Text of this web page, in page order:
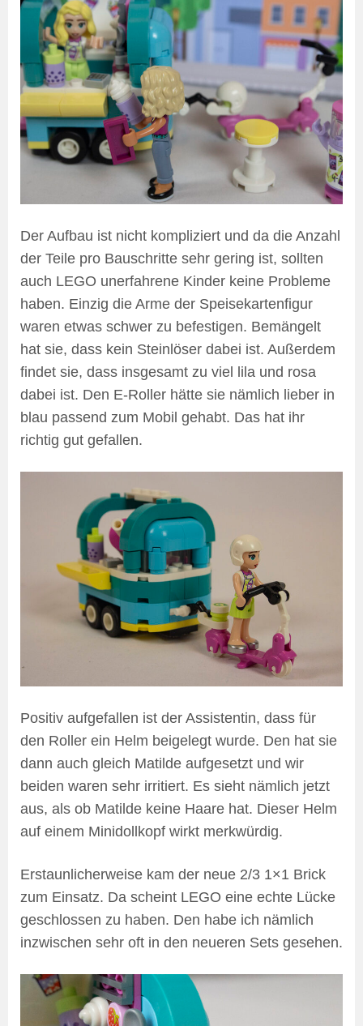
Der Aufbau ist nicht kompliziert und da die Anzahl
der Teile pro Bauschritte sehr gering ist, sollten
auch LEGO unerfahrene Kinder keine Probleme
haben. Einzig die Arme der Speisekartenfigur
waren etwas schwer zu befestigen. Bemängelt
hat sie, dass kein Steinlöser dabei ist. Außerdem
findet sie, dass insgesamt zu viel lila und rosa
dabei ist. Den E-Roller hätte sie nämlich lieber in
blau passend zum Mobil gehabt. Das hat ihr
richtig gut gefallen.
Positiv aufgefallen ist der Assistentin, dass für
den Roller ein Helm beigelegt wurde. Den hat sie
dann auch gleich Matilde aufgesetzt und wir
beiden waren sehr irritiert. Es sieht nämlich jetzt
aus, als ob Matilde keine Haare hat. Dieser Helm
auf einem Minidollkopf wirkt merkwürdig.
Erstaunlicherweise kam der neue 2/3 1×1 Brick
zum Einsatz. Da scheint LEGO eine echte Lücke
geschlossen zu haben. Den habe ich nämlich
inzwischen sehr oft in den neueren Sets gesehen.